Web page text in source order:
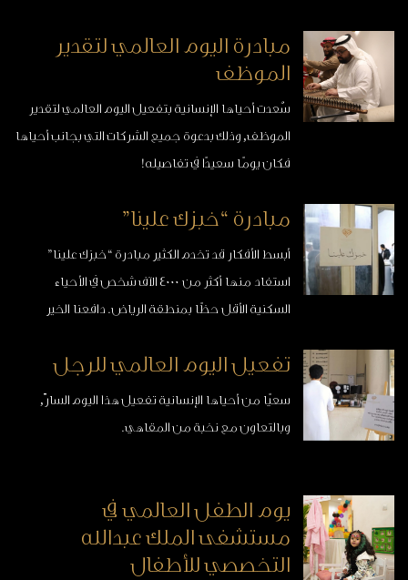
الصحية.
مبادرة اليوم العالمي لتقدير
الموظف
سُعدت أحياها الإنسانية بتفعيل اليوم العالمي لتقدير
الموظف, وذلك بدعوة جميع الشركات التي بجانب أحياها
فكان يومًا سعيدًا في تفاصيله!
مبادرة “خبزك علينا”
أبسط الأفكار قد تخدم الكثير مبادرة “خبزك علينا”
استفاد منها أكثر من 4000 الآف شخص في الأحياء
السكنية الأقل حظًا بمنطقة الرياض. دافعنا الخير
تفعيل اليوم العالمي للرجل
سعيًا من أحياها الإنسانية تفعيل هذا اليوم السارّ,
وبالتعاون مع نخبة من المقاهي.
يوم الطفل العالمي في
مستشفى الملك عبدالله
التخصصي للأطفال